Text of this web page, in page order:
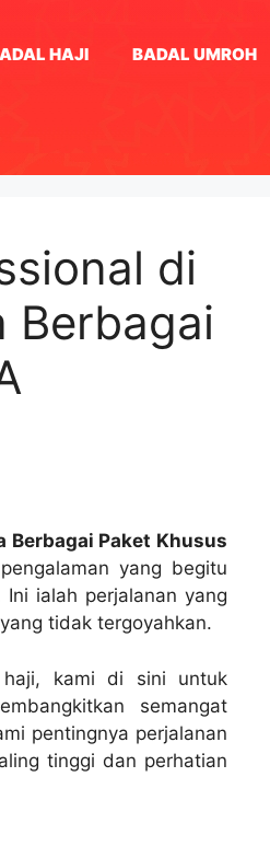
HAJI BADAL UMROH
di
Berbagai
Berbagai Paket Khusus
yang begitu
ialah perjalanan yang
tidak tergoyahkan.
haji, kami di sini untuk
semangat
pentingnya perjalanan
tinggi dan perhatian